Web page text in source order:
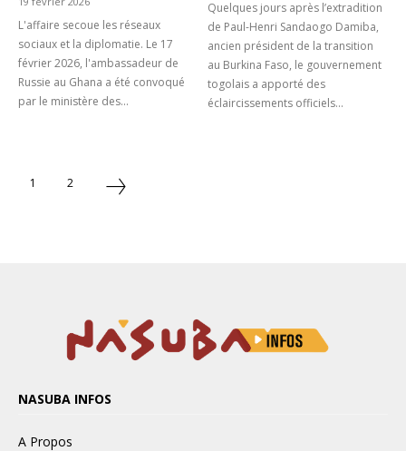
L'affaire secoue les réseaux
sociaux et la diplomatie. Le 17
février 2026, l'ambassadeur de
Russie au Ghana a été convoqué
par le ministère des...
Quelques jours après l’extradition
de Paul-Henri Sandaogo Damiba,
ancien président de la transition
au Burkina Faso, le gouvernement
togolais a apporté des
éclaircissements officiels...
1 2
NASUBA INFOS
A Propos